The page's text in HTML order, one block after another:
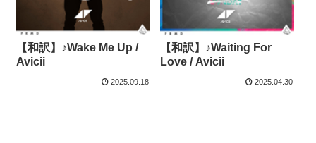
【和訳】♪Wake Me Up /
Avicii
2025.09.18
【和訳】♪Waiting For
Love / Avicii
2025.04.30